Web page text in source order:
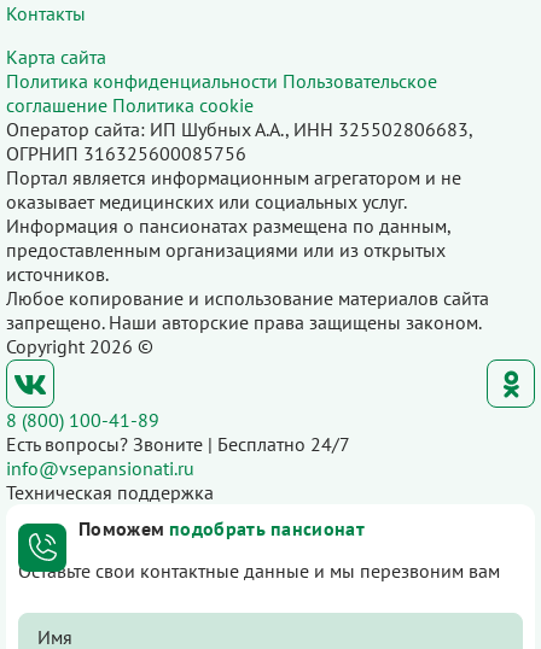
Контакты
Карта сайта
Политика конфиденциальности Пользовательское
соглашение Политика cookie
Оператор сайта: ИП Шубных А.А., ИНН 325502806683,
ОГРНИП 316325600085756
Портал является информационным агрегатором и не
оказывает медицинских или социальных услуг.
Информация о пансионатах размещена по данным,
предоставленным организациями или из открытых
источников.
Любое копирование и использование материалов сайта
запрещено. Наши авторские права защищены законом.
Copyright 2026 ©
8 (800) 100-41-89
Есть вопросы? Звоните | Бесплатно 24/7
info@vsepansionati.ru
Техническая поддержка
Поможем подобрать пансионат
Оставьте свои контактные данные и мы перезвоним вам